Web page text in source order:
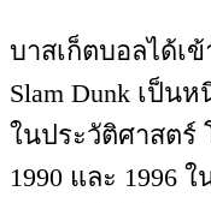
บาสเก็ตบอลได้เ
Slam Dunk เป็น
ในประวัติศาสตร์
1990 และ 1996